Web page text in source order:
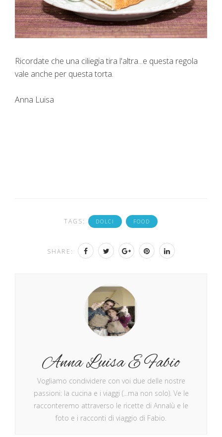
Ricordate che una ciliegia tira l'altra...e questa regola
vale anche per questa torta.
Anna Luisa
TAGS: DOLCI FOOD
SHARE:
Anna Luisa E Fabio
Vogliamo condividere con voi due delle nostre
passioni: la cucina e i viaggi (...ma non solo). Ve le
racconteremo attraverso le ricette di Annalù e le
foto e i racconti di viaggio di Fabio.